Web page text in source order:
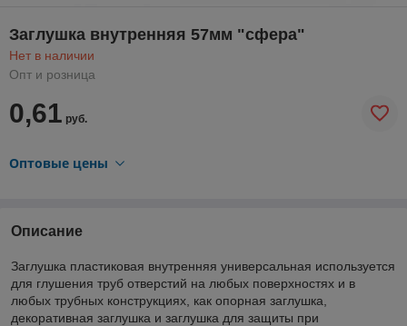
Заглушка внутренняя 57мм "сфера"
Нет в наличии
Опт и розница
0,61 руб.
Оптовые цены
Описание
Заглушка пластиковая внутренняя универсальная используется
для глушения труб отверстий на любых поверхностях и в
любых трубных конструкциях, как опорная заглушка,
декоративная заглушка и заглушка для защиты при